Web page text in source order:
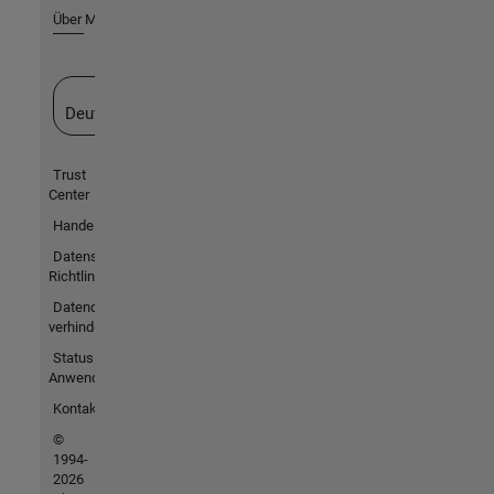
Über MathWorks
Deutschland
Trust
Center
Handelsmarken
Datenschutz-
Richtlinien
Datendiebstahl
verhindern
Status von
Anwendungen
Kontakt
©
1994-
2026